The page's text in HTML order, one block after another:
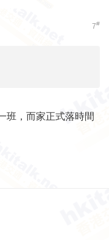
7#
班，而家正式落時間